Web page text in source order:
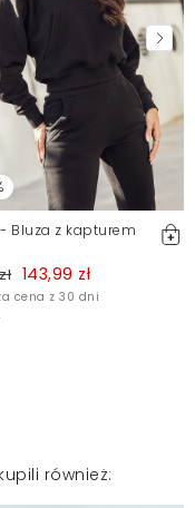
Bluza z kapturem
143,99 zł
cena z 30 dni
również: